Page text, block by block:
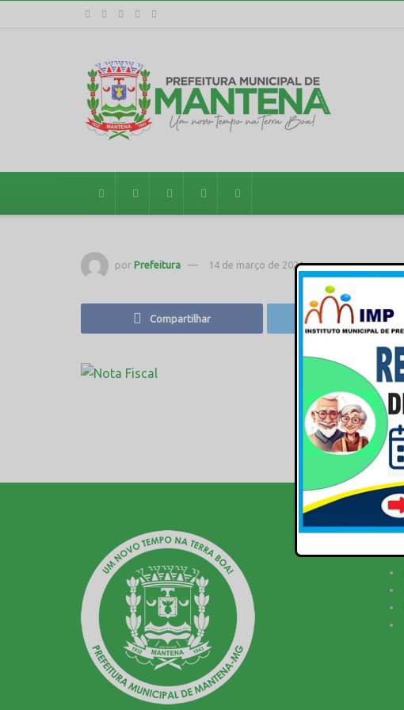
por Prefeitura 14 de março de 2021 em
Compartilhar Twittar